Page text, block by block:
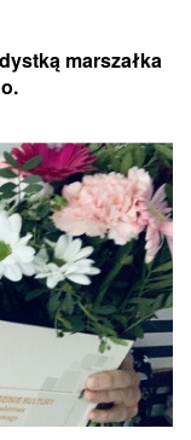
marszałka